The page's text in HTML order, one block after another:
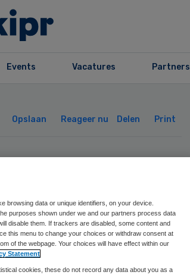
Events Vacatures Partners
Opslaan Reageer nu Delen Print
zorg
2100
browsing data or unique identifiers, on your device.
purposes shown under we and our partners process data
disable them. If trackers are disabled, some content and
this menu to change your choices or withdraw consent at
of the webpage. Your choices will have effect within our
Statement
cookies, these do not record any data about you as a